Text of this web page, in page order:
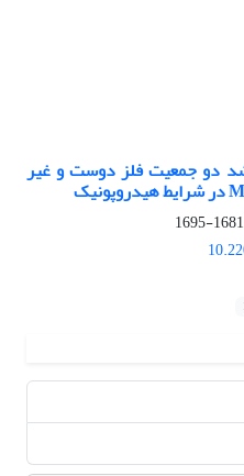
دو جمعیت فلز دوست و غیر
1681-1695